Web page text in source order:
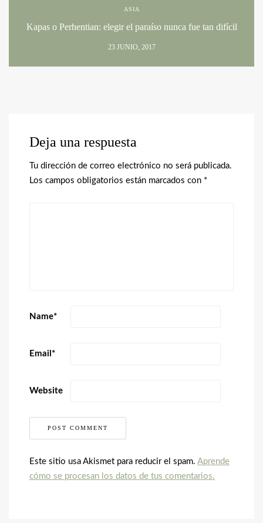
ASIA
Kapas o Perhentian: elegir el paraíso nunca fue tan difícil
23 JUNIO, 2017
Deja una respuesta
Tu dirección de correo electrónico no será publicada.
Los campos obligatorios están marcados con *
Name*
Email *
Website
Este sitio usa Akismet para reducir el spam. Aprende
cómo se procesan los datos de tus comentarios.